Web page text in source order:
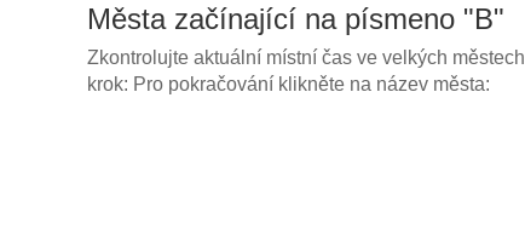
Města začínající na písmeno "B"
Zkontrolujte aktuální místní čas ve velkých
krok: Pro pokračování klikněte na název města: